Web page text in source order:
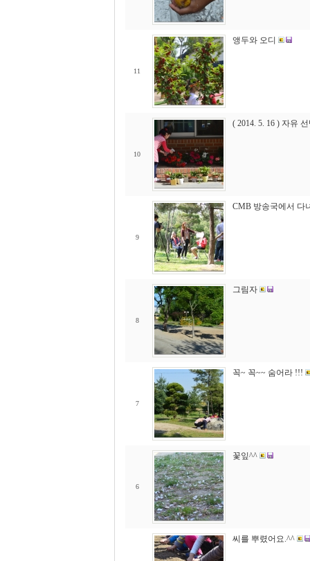
11
앵두와 오디
10
( 2014. 5. 16 ) 자유
9
CMB 방송국에서 다
8
그림자
7
꼭~ 꼭~~ 숨어라 !!!
6
꽃잎^^
씨를 뿌렸어요.^^